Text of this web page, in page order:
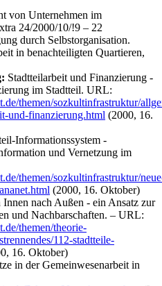
von Unternehmen im
24/2000/10/!9 – 22
durch Selbstorganisation.
in benachteiligten Quartieren,
Stadtteilarbeit und Finanzierung -
im Stadtteil. URL:
themen/sozkultinfrastruktur/
und-finanzierung.html (2000, 16.
Informationssystem -
und Vernetzung im
themen/sozkultinfrastruktur/
(2000, 16. Oktober)
Innen nach Außen - ein Ansatz zur
und Nachbarschaften. – URL:
themen/theorie-
112-stadtteile-
16. Oktober)
in der Gemeinwesenarbeit in